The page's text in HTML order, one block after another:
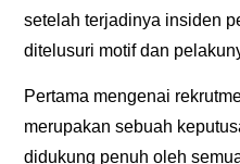
setelah terjadinya insiden
ditelusuri motif dan
Pertama mengenai
merupakan sebuah
didukung penuh oleh